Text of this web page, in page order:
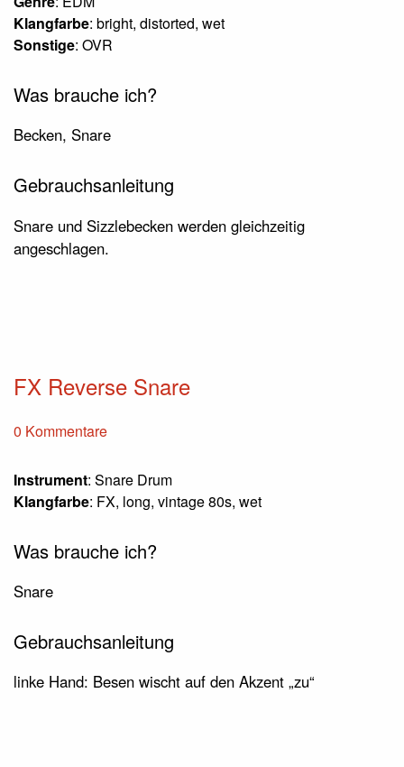
Klangfarbe: bright, distorted, wet
Sonstige: OVR
Was brauche ich?
Becken, Snare
Gebrauchsanleitung
Snare und Sizzlebecken werden gleichzeitig
angeschlagen.
FX Reverse Snare
0 Kommentare
Instrument: Snare Drum
Klangfarbe: FX, long, vintage 80s, wet
Was brauche ich?
Snare
Gebrauchsanleitung
linke Hand: Besen wischt auf den Akzent „zu“